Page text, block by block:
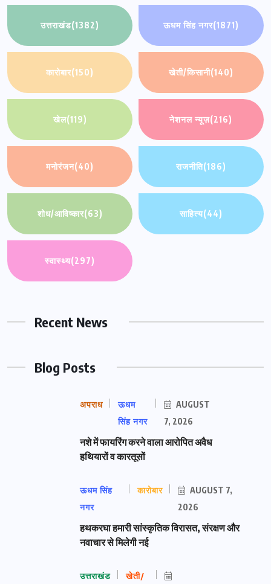
उत्तराखंड(1382) ऊधम सिंह नगर(1871)
कारोबार(150) खेती/किसानी(140)
खेल(119) नेशनल न्यूज़(216)
मनोरंजन(40) राजनीति(186)
शोध/आविष्कार(63) साहित्य(44)
स्वास्थ्य(297)
Recent News
Blog Posts
अपराध
ऊधम
सिंह नगर
AUGUST
7, 2026
नशे में फायरिंग करने वाला आरोपित अवैध
हथियारों व कारतूसों
ऊधम सिंह
नगर
कारोबार
AUGUST 7,
2026
हथकरघा हमारी सांस्कृतिक विरासत, संरक्षण और
नवाचार से मिलेगी नई
उत्तराखंड खेती/